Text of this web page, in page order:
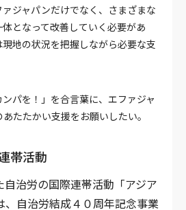
ジャパンだけでなく、さまざまな
となって改善していく必要があ
地の状況を把握しながら必要な支
ンパを！」を合言葉に、エファジャ
たたかい支援をお願いしたい。
帯活動
自治労の国際連帯活動「アジア
、自治労結成４０周年記念事業